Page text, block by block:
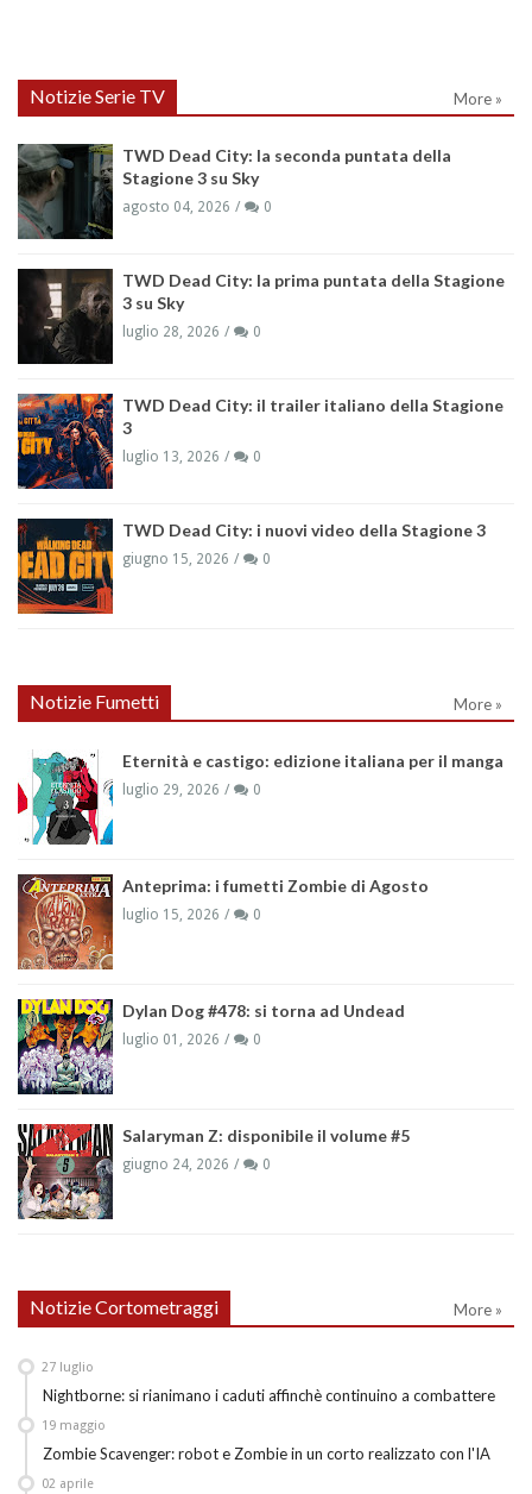
Notizie Serie TV More »
TWD Dead City: la seconda puntata della
Stagione 3 su Sky
agosto 04, 2026 0
TWD Dead City: la prima puntata della Stagione
3 su Sky
luglio 28, 2026 0
TWD Dead City: il trailer italiano della Stagione
3
luglio 13, 2026 0
TWD Dead City: i nuovi video della Stagione 3
giugno 15, 2026 0
Notizie Fumetti More »
Eternità e castigo: edizione italiana per il manga
luglio 29, 2026 0
Anteprima: i fumetti Zombie di Agosto
luglio 15, 2026 0
Dylan Dog #478: si torna ad Undead
luglio 01, 2026 0
Salaryman Z: disponibile il volume #5
giugno 24, 2026 0
Notizie Cortometraggi More »
Nightborne: si rianimano i caduti affinchè continuino a combattere
27 luglio
Zombie Scavenger: robot e Zombie in un corto realizzato con l'IA
19 maggio
02 aprile